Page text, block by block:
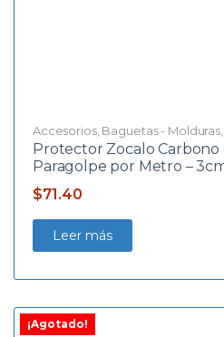
Accesorios, Baguetas - Molduras,
Protector Zocalo
Paragolpe por Metro –
$71.40
Leer más
¡Agotado!